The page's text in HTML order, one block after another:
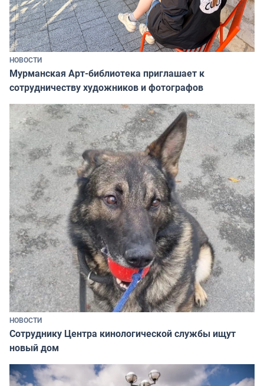
НОВОСТИ
Мурманская Арт-библиотека приглашает к
сотрудничеству художников и фотографов
НОВОСТИ
Сотруднику Центра кинологической службы ищут
новый дом